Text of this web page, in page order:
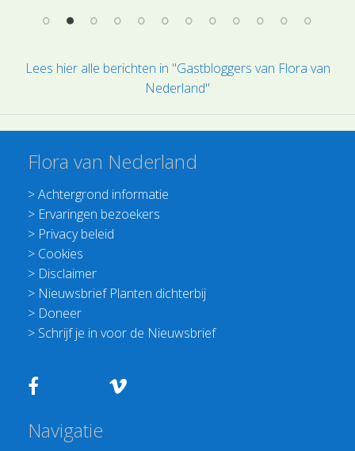
Lees hier alle berichten in "Gastbloggers van Flora van
Nederland"
Flora van Nederland
>Achtergrond informatie
> Ervaringen bezoekers
> Privacy beleid
> Cookies
> Disclaimer
> Nieuwsbrief Planten dichterbij
> Doneer
> Schrijf je in voor de Nieuwsbrief
Navigatie